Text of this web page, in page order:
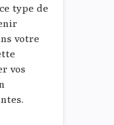
type de
votre
vos